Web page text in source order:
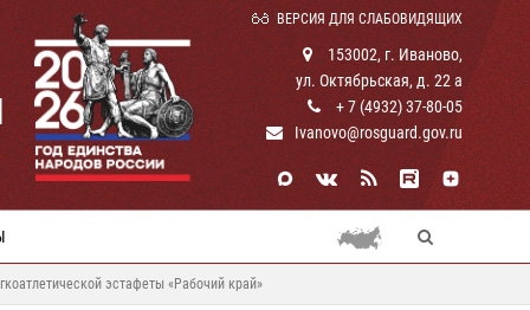
ВЕРСИЯ ДЛЯ СЛАБОВИДЯЩИХ
153002, г. Иваново,
ул. Октябрьская, д. 22 а
+ 7 (4932) 37-80-05
Ivanovo@rosguard.gov.ru
эстафеты «Рабочий край»